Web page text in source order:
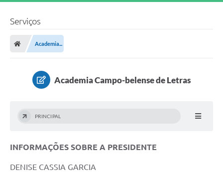
Serviços
Academia...
Academia Campo-belense de Letras
PRINCIPAL
INFORMAÇÕES SOBRE A PRESIDENTE
DENISE CASSIA GARCIA